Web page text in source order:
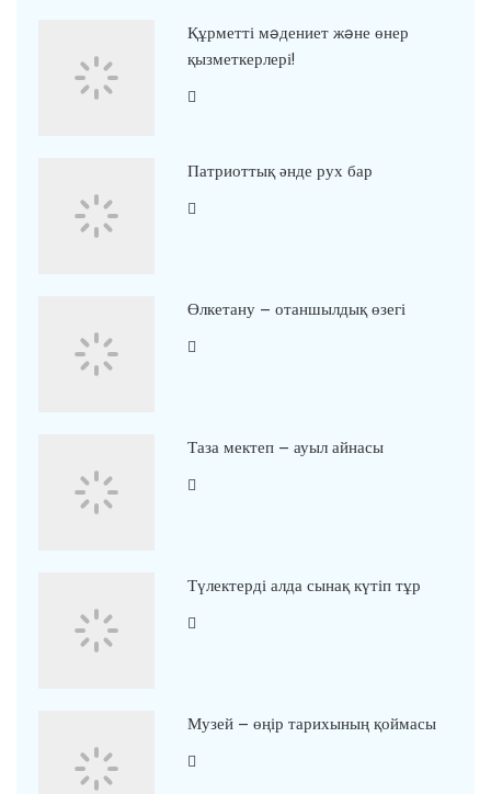
Құрметті мəдениет жəне өнер
қызметкерлері!
Патриоттық әнде рух бар
Өлкетану – отаншылдық өзегі
Таза мектеп – ауыл айнасы
Түлектерді алда сынақ күтіп тұр
Музей – өңір тарихының қоймасы